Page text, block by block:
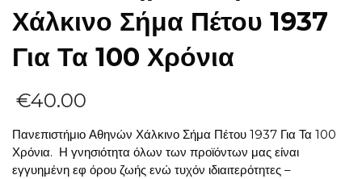
Χάλκινο Σήμα Πέτου 1937
Για Τα 100 Χρόνια
€40.00
Πανεπιστήμιο Αθηνών Χάλκινο Σήμα Πέτου 1937 Για Τα 100
Χρόνια. Η γνησιότητα όλων των προϊόντων μας είναι
εγγυημένη εφ όρου ζωής ενώ τυχόν ιδιαιτερότητες –